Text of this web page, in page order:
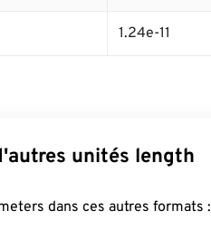
1.24e-11
unités length
dans ces autres formats :